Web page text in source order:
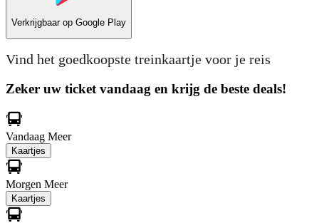
Verkrijgbaar op Google Play
Vind het goedkoopste treinkaartje voor je reis
Zeker uw ticket vandaag en krijg de beste deals!
Vandaag Meer
Kaartjes
Morgen Meer
Kaartjes